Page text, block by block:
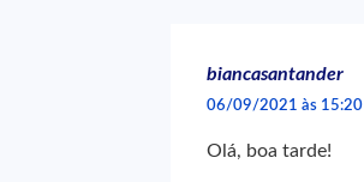
biancasantander
06/09/2021 às 15:20
Olá, boa tarde!